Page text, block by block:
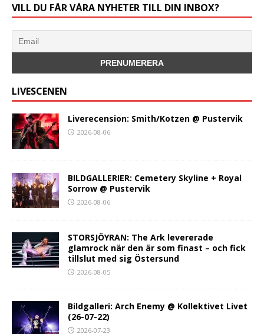
VILL DU FÅR VÅRA NYHETER TILL DIN INBOX?
LIVESCENEN
Liverecension: Smith/Kotzen @ Pustervik
2026-08-06
BILDGALLERIER: Cemetery Skyline + Royal
Sorrow @ Pustervik
2026-08-06
STORSJÖYRAN: The Ark levererade
glamrock när den är som finast – och fick
tillslut med sig Östersund
2026-08-05
Bildgalleri: Arch Enemy @ Kollektivet Livet
(26-07-22)
2026-07-23